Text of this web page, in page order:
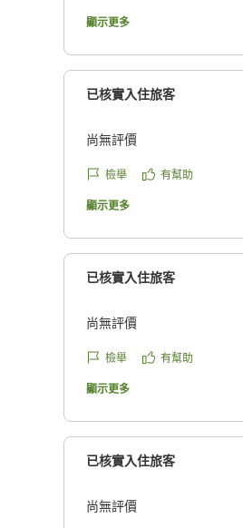
顯示更多
已核實入住旅客
尚無評價
檢舉 有幫助
顯示更多
已核實入住旅客
尚無評價
檢舉 有幫助
顯示更多
已核實入住旅客
尚無評價